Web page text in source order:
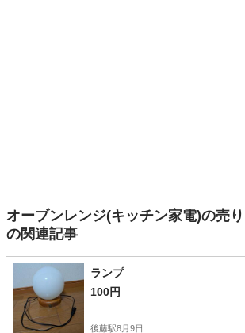
オーブンレンジ(キッチン家電)の売
の関連記事
ランプ
100円
後藤駅8月9日